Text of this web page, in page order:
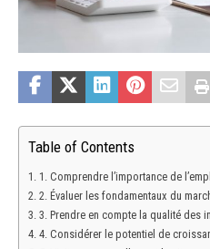
Table of Contents
1. Comprendre l’importance de
2. Évaluer les fondamentaux du
3. Prendre en compte la qualité des
4. Considérer le potentiel de